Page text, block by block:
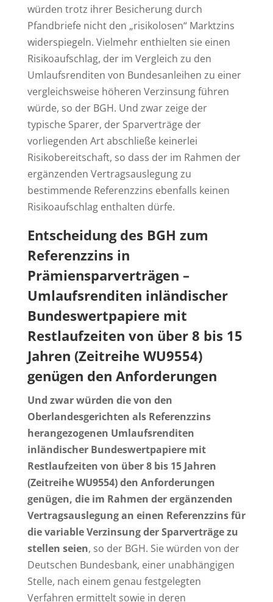
würden trotz ihrer Besicherung durch
Pfandbriefe nicht den „risikolosen“ Marktzins
widerspiegeln. Vielmehr enthielten sie einen
Risikoaufschlag, der im Vergleich zu den
Umlaufsrenditen von Bundesanleihen zu einer
vergleichsweise höheren Verzinsung führen
würde, so der BGH. Und zwar zeige der
typische Sparer, der Sparverträge der
vorliegenden Art abschließe keinerlei
Risikobereitschaft, so dass der im Rahmen der
ergänzenden Vertragsauslegung zu
bestimmende Referenzzins ebenfalls keinen
Risikoaufschlag enthalten dürfe.
Entscheidung des BGH zum
Referenzzins in
Prämiensparverträgen –
Umlaufsrenditen inländischer
Bundeswertpapiere mit
Restlaufzeiten von über 8 bis 15
Jahren (Zeitreihe WU9554)
genügen den Anforderungen
Und zwar würden die von den
Oberlandesgerichten als Referenzzins
herangezogenen Umlaufsrenditen
inländischer Bundeswertpapiere mit
Restlaufzeiten von über 8 bis 15 Jahren
(Zeitreihe WU9554) den Anforderungen
genügen, die im Rahmen der ergänzenden
Vertragsauslegung an einen Referenzzins für
die variable Verzinsung der Sparverträge zu
stellen seien, so der BGH. Sie würden von der
Deutschen Bundesbank, einer unabhängigen
Stelle, nach einem genau festgelegten
Verfahren ermittelt sowie in deren